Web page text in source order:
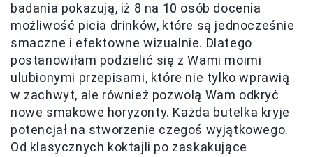
badania pokazują, iż 8 na 10 osób docenia
możliwość picia drinków, które są jednocześnie
smaczne i efektowne wizualnie. Dlatego
postanowiłam podzielić się z Wami moimi
ulubionymi przepisami, które nie tylko wprawią
w zachwyt, ale również pozwolą Wam odkryć
nowe smakowe horyzonty. Każda butelka kryje
potencjał na stworzenie czegoś wyjątkowego.
Od klasycznych koktajli po zaskakujące